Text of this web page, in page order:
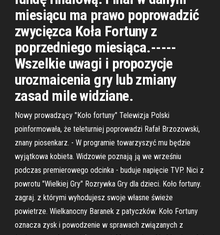
miesiącu ma prawo poprowadzić
zwycięzca Koła Fortuny z
poprzedniego miesiąca.-----
Wszelkie uwagi i propozycje
urozmaicenia gry lub zmiany
zasad mile widziane.
Nowy prowadzący "Koło fortuny" Telewizja Polski
poinformowała, że teleturniej poprowadzi Rafał Brzozowski,
znany piosenkarz. - W programie towarzyszyć mu będzie
wyjątkowa kobieta. Widzowie poznają ją we wrześniu
podczas premierowego odcinka - buduje napięcie TVP. Nici z
powrotu "Wielkiej Gry" Rozrywka Gry dla dzieci. Koło fortuny.
zagraj. z którymi wyhodujesz swoje własne świeże
powietrze. Wielkanocny Baranek z patyczków. Koło Fortuny
oznacza zysk i powodzenie w sprawach związanych z